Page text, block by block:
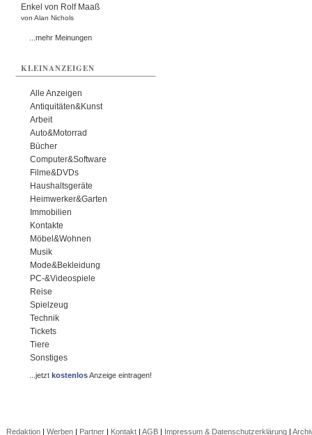
Enkel von Rolf Maaß
von Alan Nichols
...mehr Meinungen
KLEINANZEIGEN
Alle Anzeigen
Antiquitäten&Kunst
Arbeit
Auto&Motorrad
Bücher
Computer&Software
Filme&DVDs
Haushaltsgeräte
Heimwerker&Garten
Immobilien
Kontakte
Möbel&Wohnen
Musik
Mode&Bekleidung
PC-&Videospiele
Reise
Spielzeug
Technik
Tickets
Tiere
Sonstiges
...jetztkostenlosAnzeige eintragen!
Redaktion| Werben| Partner| Kontakt| AGB| Impressum & Datenschutzerklärung|